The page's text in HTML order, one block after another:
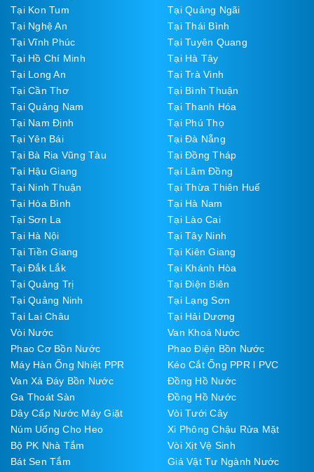
Tại Kon Tum
Tại Quảng Ngãi
Tại Nghệ An
Tại Thái Bình
Tại Vĩnh Phúc
Tại Tuyên Quang
Tại Hồ Chí Minh
Tại Hà Tây
Tại Long An
Tại Trà Vinh
Tại Cần Thơ
Tại Bình Thuận
Tại Quảng Nam
Tại Thanh Hóa
Tại Nam Định
Tại Phú Thọ
Tại Yên Bái
Tại Đà Nẵng
Tại Bà Rịa Vũng Tàu
Tại Đồng Tháp
Tại Hậu Giang
Tại Lâm Đồng
Tại Ninh Thuận
Tại Thừa Thiên Huế
Tại Hòa Bình
Tại Hà Nam
Tại Sơn La
Tại Lào Cai
Tại Hà Nội
Tại Tây Ninh
Tại Tiền Giang
Tại Kiên Giang
Tại Đắk Lắk
Tại Khánh Hòa
Tại Quảng Trị
Tại Điện Biên
Tại Quảng Ninh
Tại Lạng Sơn
Tại Lai Châu
Tại Hải Dương
Vòi Nước
Van Khoá Nước
Phao Cơ Bồn Nước
Phao Điện Bồn Nước
Máy Hàn Ống Nhiệt PPR
Kéo Cắt Ống PPR l PVC
Van Xả Đáy Bồn Nước
Đồng Hồ Nước
Ga Thoát Sàn
Đồng Hồ Nước
Dây Cấp Nước Máy Giặt
Vòi Tưới Cây
Núm Uống Cho Heo
Xi Phông Chậu Rửa Mặt
Bộ PK Nhà Tắm
Vòi Xịt Vệ Sinh
Bát Sen Tắm
Giá Vật Tư Ngành Nước